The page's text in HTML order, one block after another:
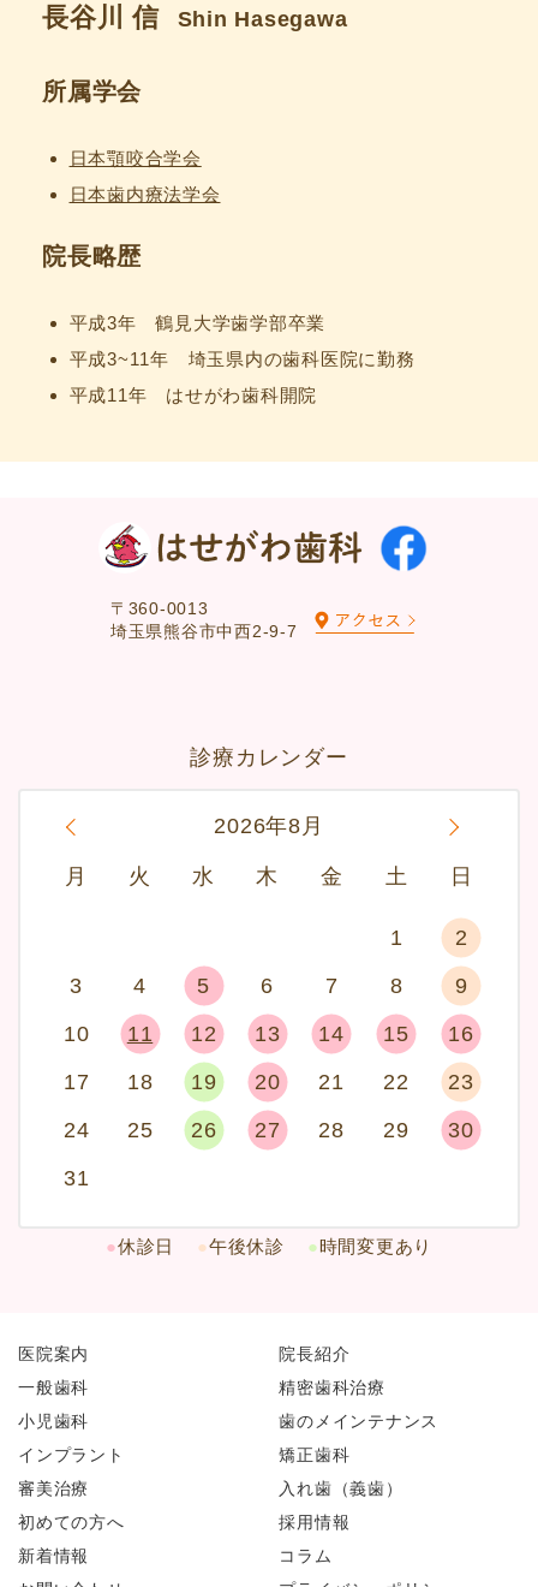
長谷川 信 Shin Hasegawa
所属学会
日本顎咬合学会
日本歯内療法学会
院長略歴
平成3年 鶴見大学歯学部卒業
平成3~11年 埼玉県内の歯科医院に勤務
平成11年 はせがわ歯科開院
〒360-0013
埼玉県熊谷市中西2-9-7
診療カレンダー
2026年8月 »
月 火 水 木 金 土 日
1
2
3
4 5 6 7 8
9
10
11 12 13 14 15
16
17
18 19 20 21 22
23
24
25 26 27 28 29
30
31
●休診日 ●午後休診 ●時間変更あり
医院案内
院長紹介
一般歯科
精密歯科治療
小児歯科
歯のメインテナンス
インプラント
矯正歯科
審美治療
入れ歯（義歯）
初めての方へ
採用情報
新着情報
コラム